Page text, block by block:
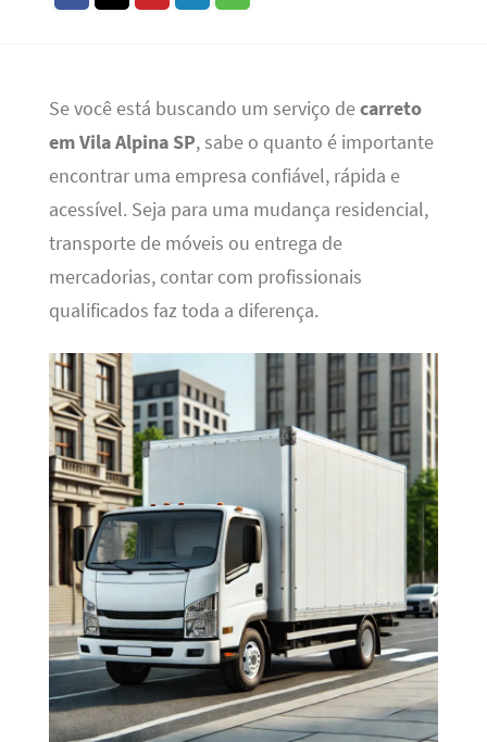
Se você está buscando um serviço decarreto
em Vila Alpina SP, sabe o quanto é importante
encontrar uma empresa confiável, rápida e
acessível. Seja para uma mudança residencial,
transporte de móveis ou entrega de
mercadorias, contar com profissionais
qualificados faz toda a diferença.